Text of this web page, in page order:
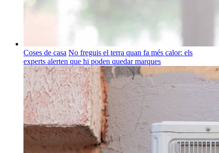
Coses de casa No freguis el terra quan fa més calor: els
experts alerten que hi poden quedar marques